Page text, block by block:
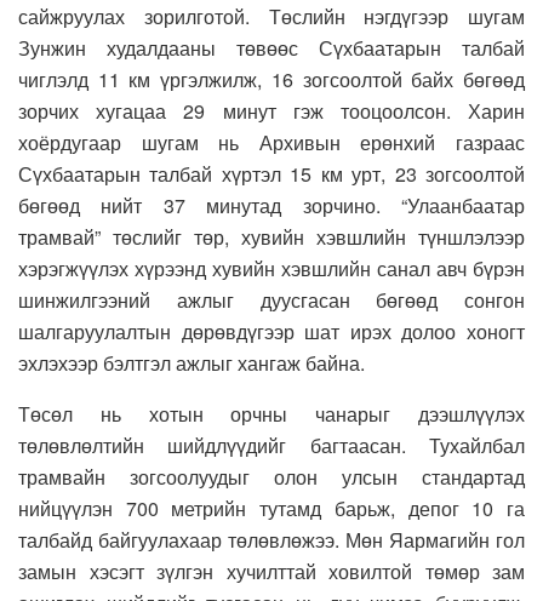
сайжруулах зорилготой. Төслийн нэгдүгээр шугам
Зунжин худалдааны төвөөс Сүхбаатарын талбай
чиглэлд 11 км үргэлжилж, 16 зогсоолтой байх бөгөөд
зорчих хугацаа 29 минут гэж тооцоолсон. Харин
хоёрдугаар шугам нь Архивын ерөнхий газраас
Сүхбаатарын талбай хүртэл 15 км урт, 23 зогсоолтой
бөгөөд нийт 37 минутад зорчино. “Улаанбаатар
трамвай” төслийг төр, хувийн хэвшлийн түншлэлээр
хэрэгжүүлэх хүрээнд хувийн хэвшлийн санал авч бүрэн
шинжилгээний ажлыг дуусгасан бөгөөд сонгон
шалгаруулалтын дөрөвдүгээр шат ирэх долоо хоногт
эхлэхээр бэлтгэл ажлыг хангаж байна.
Төсөл нь хотын орчны чанарыг дээшлүүлэх
төлөвлөлтийн шийдлүүдийг багтаасан. Тухайлбал
трамвайн зогсоолуудыг олон улсын стандартад
нийцүүлэн 700 метрийн тутамд барьж, депог 10 га
талбайд байгуулахаар төлөвлөжээ. Мөн Яармагийн гол
замын хэсэгт зүлгэн хучилттай ховилтой төмөр зам